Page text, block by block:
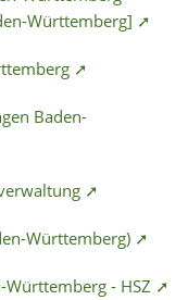
Württemberg] ➚
➚
Baden-
➚
Württemberg) ➚
Württemberg - HSZ ➚